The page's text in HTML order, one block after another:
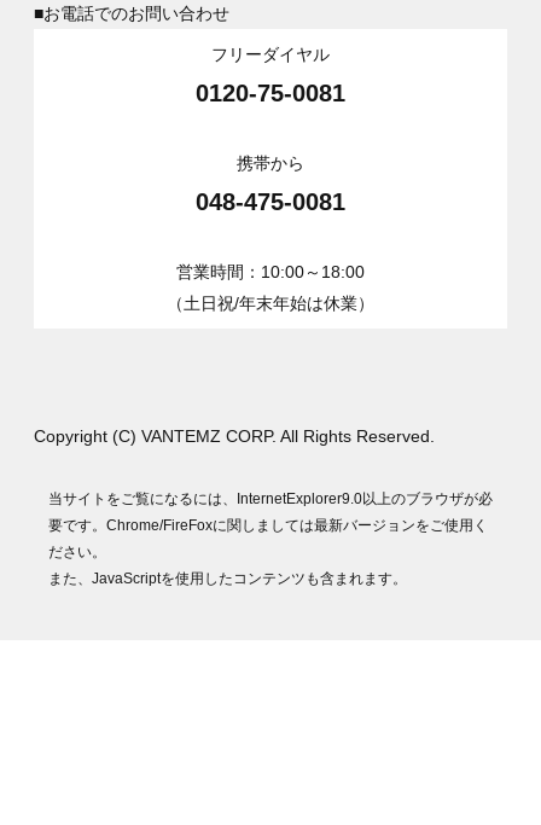
■お電話でのお問い合わせ
フリーダイヤル
0120-75-0081
携帯から
048-475-0081
営業時間：10:00～18:00
（土日祝/年末年始は休業）
Copyright (C) VANTEMZ CORP. All Rights Reserved.
当サイトをご覧になるには、InternetExplorer9.0以上のブラウザが必
要です。Chrome/FireFoxに関しましては最新バージョンをご使用く
ださい。
また、JavaScriptを使用したコンテンツも含まれます。